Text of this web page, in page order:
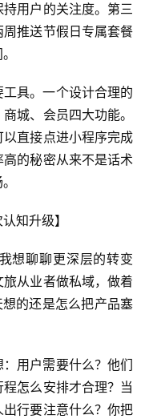
用户的关注度。第三
推送节假日专属套餐
具。一个设计合理的
城、会员四大功能。
直接点进小程序完成
的秘密从来不是话术
知升级】
想聊聊更深层的转变
从业者做私域，做着
的还是怎么把产品塞
用户需要什么？他们
怎么安排才合理？当
行要注意什么？你把